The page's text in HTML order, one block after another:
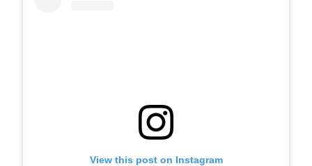
View this post on Instagram